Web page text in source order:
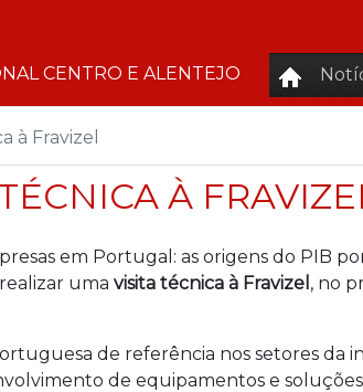
CENTRO E ALENTEJO
à Fravizel
À
em Portugal: as origens do PIB
uma visita técnica à Fravizel , no
de referência nos setores da
de equipamentos e